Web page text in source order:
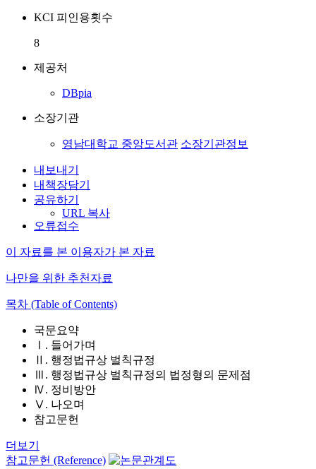
KCI 피인용횟수
8
제공처
DBpia
소장기관
영남대학교 중앙도서관 소장기관정보
내보내기
내책장담기
공유하기
URL 복사
오류접수
이 자료를 본 이용자가 본 자료
나만을 위한 추천자료
목차 (Table of Contents)
국문요약
Ⅰ. 들어가며
Ⅱ. 행정법규상 벌칙규정
Ⅲ. 행정법규상 벌칙규정의 법정형의 문제점
Ⅳ. 정비방안
Ⅴ. 나오며
참고문헌
더보기
참고문헌 (Reference)